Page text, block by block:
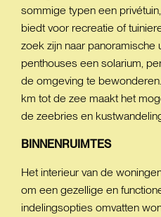
sommige typen een
biedt voor recreatie of
zoek zijn naar panoramische
penthouses een solarium,
de omgeving te
km tot de zee maakt het
de zeebries en
BINNENRUIMTES
Het interieur van de
om een gezellige en
indelingsopties omvatten